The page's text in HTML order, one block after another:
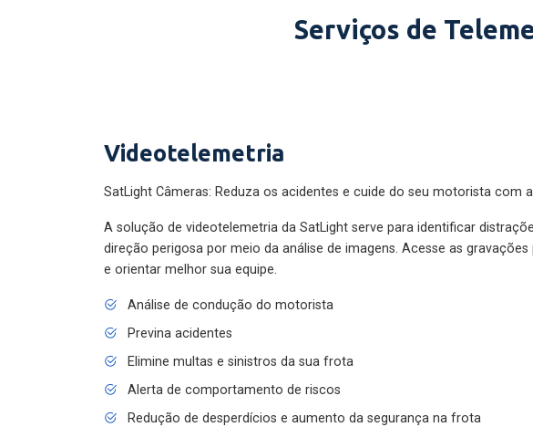
Serviços de
Videotelemetria
SatLight Câmeras: Reduza os acidentes e cuide do seu motorista com a
A solução de videotelemetria da SatLight serve para identificar
direção perigosa por meio da análise de imagens. Acesse as gravações
e orientar melhor sua equipe.
Análise de condução do motorista
Previna acidentes
Elimine multas e sinistros da sua frota
Alerta de comportamento de riscos
Redução de desperdícios e aumento da segurança na frota